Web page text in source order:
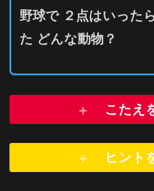
野球で ２点はいった
た どんな動物？
こたえ
ヒント